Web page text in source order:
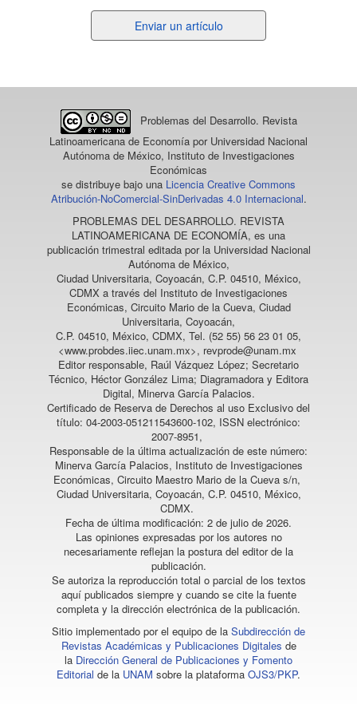
un
Enviar un artículo
Problemas del Desarrollo. Revista
Latinoamericana de Economía por Universidad Nacional
Autónoma de México, Instituto de Investigaciones
Económicas
se distribuye bajo una Licencia Creative Commons
Atribución-NoComercial-SinDerivadas 4.0 Internacional.
PROBLEMAS DEL DESARROLLO. REVISTA
LATINOAMERICANA DE ECONOMÍA, es una
publicación trimestral editada por la Universidad Nacional
Autónoma de México,
Ciudad Universitaria, Coyoacán, C.P. 04510, México,
CDMX a través del Instituto de Investigaciones
Económicas, Circuito Mario de la Cueva, Ciudad
Universitaria, Coyoacán,
C.P. 04510, México, CDMX, Tel. (52 55) 56 23 01 05,
<www.probdes.iiec.unam.mx>, revprode@unam.mx
Editor responsable, Raúl Vázquez López; Secretario
Técnico, Héctor González Lima; Diagramadora y Editora
Digital, Minerva García Palacios.
Certificado de Reserva de Derechos al uso Exclusivo del
título: 04-2003-051211543600-102, ISSN electrónico:
2007-8951,
Responsable de la última actualización de este número:
Minerva García Palacios, Instituto de Investigaciones
Económicas, Circuito Maestro Mario de la Cueva s/n,
Ciudad Universitaria, Coyoacán, C.P. 04510, México,
CDMX.
Fecha de última modificación: 2 de julio de 2026.
Las opiniones expresadas por los autores no
necesariamente reflejan la postura del editor de la
publicación.
Se autoriza la reproducción total o parcial de los textos
aquí publicados siempre y cuando se cite la fuente
completa y la dirección electrónica de la publicación.
Sitio implementado por el equipo de la Subdirección de
Revistas Académicas y Publicaciones Digitales de
la Dirección General de Publicaciones y Fomento
Editorial de la UNAM sobre la plataforma OJS3/PKP.